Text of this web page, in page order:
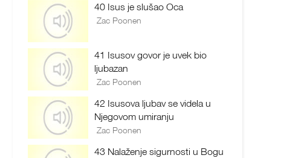
40 Isus je slušao Oca
Zac Poonen
41 Isusov govor je uvek bio
ljubazan
Zac Poonen
42 Isusova ljubav se videla u
Njegovom umiranju
Zac Poonen
43 Nalaženje sigurnosti u Bogu